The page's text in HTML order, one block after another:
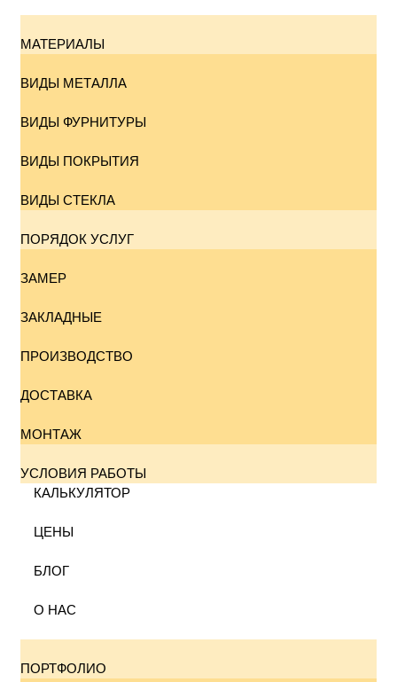
МАТЕРИАЛЫ
ВИДЫ МЕТАЛЛА
ВИДЫ ФУРНИТУРЫ
ВИДЫ ПОКРЫТИЯ
ВИДЫ СТЕКЛА
ПОРЯДОК УСЛУГ
ЗАМЕР
ЗАКЛАДНЫЕ
ПРОИЗВОДСТВО
ДОСТАВКА
МОНТАЖ
УСЛОВИЯ РАБОТЫ
КАЛЬКУЛЯТОР
ЦЕНЫ
БЛОГ
О НАС
ПОРТФОЛИО